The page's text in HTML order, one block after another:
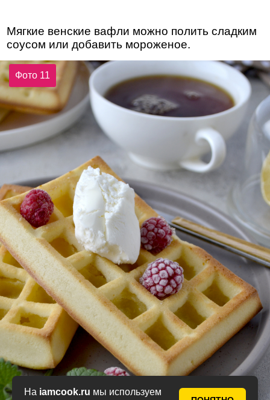
На iamcook.ru мы используем
Мягкие венские вафли можно полить сладким
соусом или добавить мороженое.
Фото 11